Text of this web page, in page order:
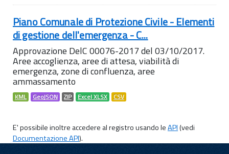
Piano Comunale di Protezione Civile - Elementi
di gestione dell'emergenza - C...
Approvazione DelC 00076-2017 del 03/10/2017.
Aree accoglienza, aree di attesa, viabilità di
emergenza, zone di confluenza, aree
ammassamento
KML GeoJSON ZIP Excel XLSX CSV
E' possibile inoltre accedere al registro usando leAPI(vedi
Documentazione API).